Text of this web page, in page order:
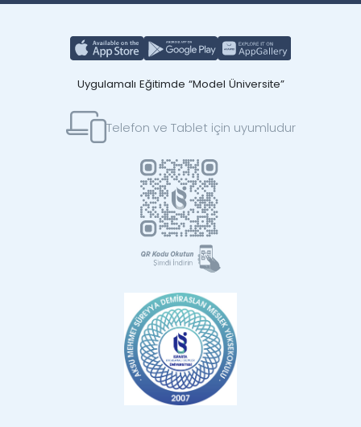
Uygulamalı Eğitimde “Model Üniversite”
Telefon ve Tablet için uyumludur